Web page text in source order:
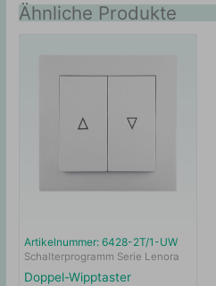
Ähnliche Produkte
Artikelnummer: 6428-2T/1-UW
Schalterprogramm Serie Lenora
Doppel-Wipptaster